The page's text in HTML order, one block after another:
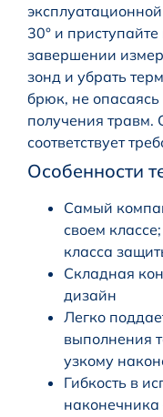
30° и
завершении
зонд и убрать
брюк, не
получения травм.
соответствует
Особенности
Самый
своем
класса
Складная
дизайн
Легко
выполнения
узкому
Гибкость в
наконечника